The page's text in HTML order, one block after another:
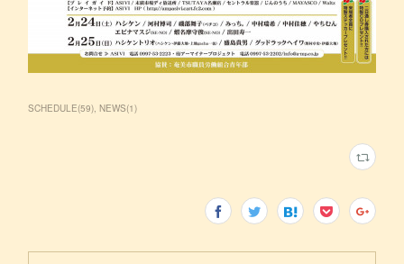
SCHEDULE(59) NEWS(1)